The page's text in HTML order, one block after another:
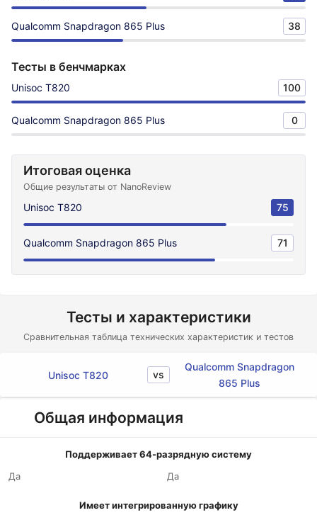
Qualcomm Snapdragon 865 Plus 38
Тесты в бенчмарках
Unisoc T820 100
Qualcomm Snapdragon 865 Plus 0
Итоговая оценка
Общие результаты от NanoReview
Unisoc T820 75
Qualcomm Snapdragon 865 Plus 71
Тесты и характеристики
Сравнительная таблица технических характеристик и тестов
Unisoc T820 vs
Qualcomm Snapdragon
865 Plus
Общая информация
Поддерживает 64-разрядную систему
Да
Да
Имеет интегрированную графику